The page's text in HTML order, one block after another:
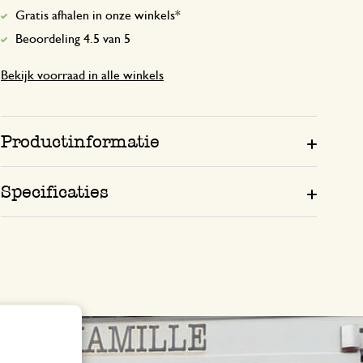
Gratis afhalen in onze winkels*
Beoordeling 4.5 van 5
Bekijk voorraad in alle winkels
Productinformatie
Specificaties